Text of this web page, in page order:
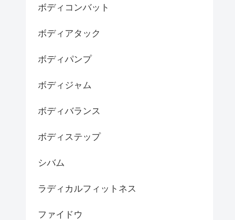
ボディコンバット
ボディアタック
ボディパンプ
ボディジャム
ボディバランス
ボディステップ
シバム
ラディカルフィットネス
ファイドウ